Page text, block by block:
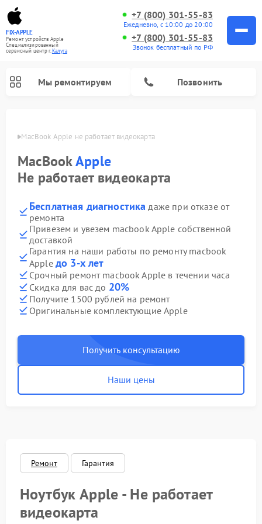
FIX-APPLE
Ремонт устройств Apple
Специализированный
cервисный центр г.Калуга
+7 (800) 301-55-83
Ежедневно, с 10:00 до 20:00
+7 (800) 301-55-83
Звонок бесплатный по РФ
Мы ремонтируем Позвонить
MacBook Apple не работает видеокарта
MacBookApple
Не работает видеокарта
Бесплатная диагностика даже при отказе от
ремонта
Привезем и увезем macbook Apple собственной
доставкой
Гарантия на наши работы по ремонту macbook
Apple до 3-х лет
Срочный ремонт macbook Apple в течении часа
Скидка для вас до 20%
Получите 1500 рублей на ремонт
Оригинальные комплектующие Apple
Получить консультацию
Наши цены
Ремонт Гарантия
Ноутбук Apple - Не работает
видеокарта